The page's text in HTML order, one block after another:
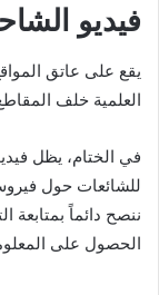
فيديو
يقع على عاتق
العلمية خلف
في الختام، يظل
للشائعات حول
ننصح دائماً بمتابعة
الحصول على